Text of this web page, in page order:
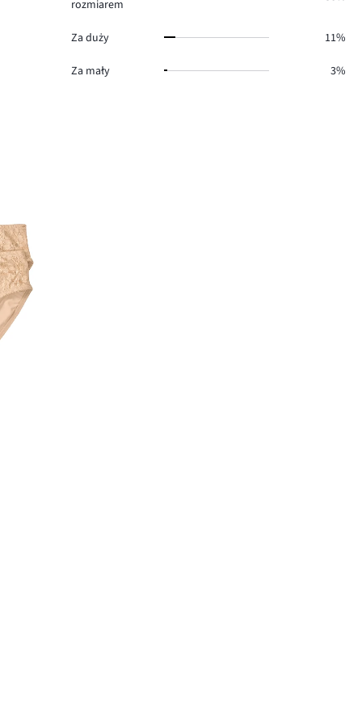
rozmiarem
Za duży 11%
Za mały 3%